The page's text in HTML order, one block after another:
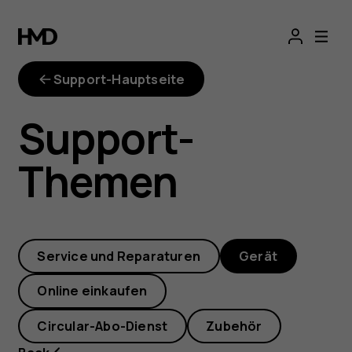
Wo
ist
der
Dateimanager
auf
meinem
Nokia-
Smartphone?
Support-Hauptseite
Support-
Themen
Service und Reparaturen Gerät
Online einkaufen
Circular-Abo-Dienst
Zubehör